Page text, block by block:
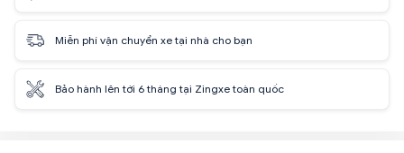
Miễn phí vận chuyển xe tại nhà cho bạn
Bảo hành lên tới 6 tháng tại Zingxe toàn quốc